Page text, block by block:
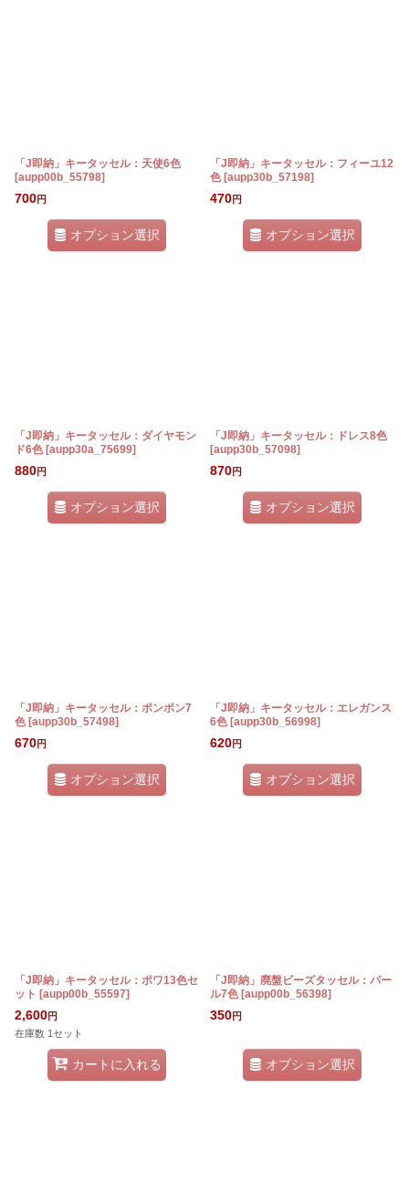
「J即納」キータッセル：天使6色
[aupp00b_55798]
700円
オプション選択
「J即納」キータッセル：フィーユ12
色 [aupp30b_57198]
470円
オプション選択
「J即納」キータッセル：ダイヤモン
ド6色 [aupp30a_75699]
880円
オプション選択
「J即納」キータッセル：ドレス8色
[aupp30b_57098]
870円
オプション選択
「J即納」キータッセル：ポンポン7
色 [aupp30b_57498]
670円
オプション選択
「J即納」キータッセル：エレガンス
6色 [aupp30b_56998]
620円
オプション選択
「J即納」キータッセル：ポワ13色セ
ット [aupp00b_55597]
2,600円
在庫数 1セット
カートに入れる
「J即納」廃盤ビーズタッセル：パー
ル7色 [aupp00b_56398]
350円
オプション選択